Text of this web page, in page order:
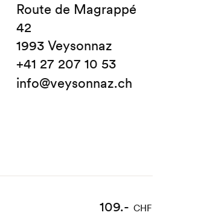
Route de Magrappé
42
1993 Veysonnaz
+41 27 207 10 53
info@veysonnaz.ch
109.- CHF